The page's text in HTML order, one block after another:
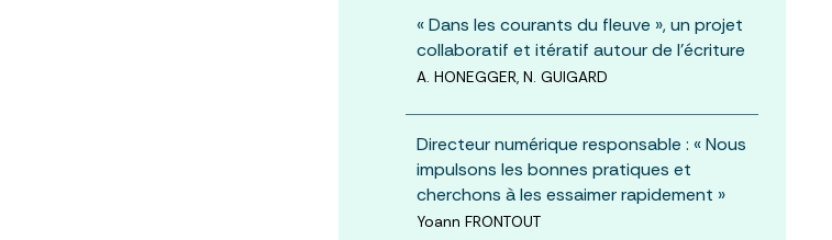
« Dans les courants du fleuve », un projet
collaboratif et itératif autour de l’écriture
A. HONEGGER, N. GUIGARD
Directeur numérique responsable : « Nous
impulsons les bonnes pratiques et
cherchons à les essaimer rapidement »
Yoann FRONTOUT